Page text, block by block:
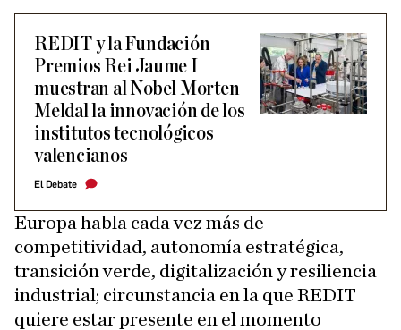
REDIT y la Fundación
Premios Rei Jaume I
muestran al Nobel Morten
Meldal la innovación de los
institutos tecnológicos
valencianos
El Debate
Europa habla cada vez más de
competitividad, autonomía estratégica,
transición verde, digitalización y resiliencia
industrial; circunstancia en la que REDIT
quiere estar presente en el momento